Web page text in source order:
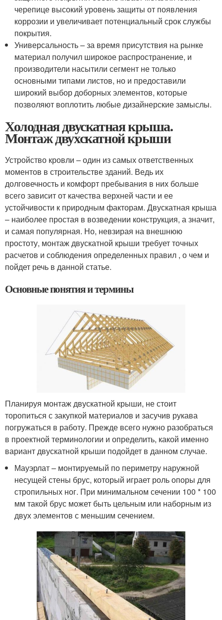
черепице высокий уровень защиты от появления
коррозии и увеличивает потенциальный срок службы
покрытия.
Универсальность – за время присутствия на рынке
материал получил широкое распространение, и
производители насытили сегмент не только
основными типами листов, но и предоставили
широкий выбор доборных элементов, которые
позволяют воплотить любые дизайнерские замыслы.
Холодная двускатная крыша.
Монтаж двухскатной крыши
Устройство кровли – один из самых ответственных
моментов в строительстве зданий. Ведь их
долговечность и комфорт пребывания в них больше
всего зависит от качества верхней части и ее
устойчивости к природным факторам. Двускатная крыша
– наиболее простая в возведении конструкция, а значит,
и самая популярная. Но, невзирая на внешнюю
простоту, монтаж двускатной крыши требует точных
расчетов и соблюдения определенных правил , о чем и
пойдет речь в данной статье.
Основные понятия и термины
Планируя монтаж двускатной крыши, не стоит
торопиться с закупкой материалов и засучив рукава
погружаться в работу. Прежде всего нужно разобраться
в проектной терминологии и определить, какой именно
вариант двускатной крыши подойдет в данном случае.
Мауэрлат – монтируемый по периметру наружной
несущей стены брус, который играет роль опоры для
стропильных ног. При минимальном сечении 100 * 100
мм такой брус может быть цельным или наборным из
двух элементов с меньшим сечением.